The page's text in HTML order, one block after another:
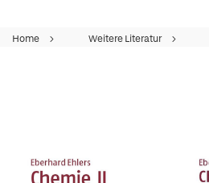
Home Weitere Literatur